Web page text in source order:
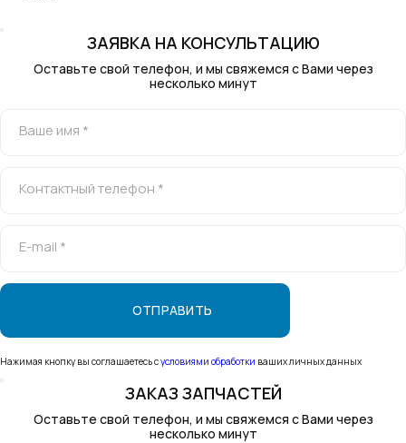
ЗАЯВКА НА КОНСУЛЬТАЦИЮ
Оставьте свой телефон, и мы свяжемся с Вами через
несколько минут
Ваше имя *
Контактный телефон *
E-mail *
Нажимая кнопку вы соглашаетесь сусловиями обработки ваших личных данных
ЗАКАЗ ЗАПЧАСТЕЙ
Оставьте свой телефон, и мы свяжемся с Вами через
несколько минут